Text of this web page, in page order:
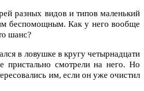
разных видов и типов маленький
беспомощным. Как у него вообще
шанс?
в ловушке в кругу четырнадцати
пристально смотрели на него. Но
им, если он уже очистил